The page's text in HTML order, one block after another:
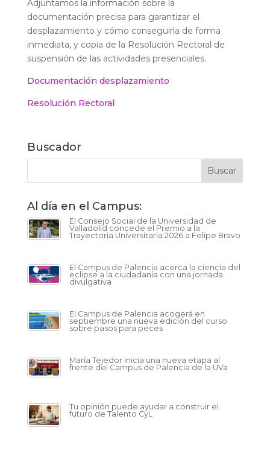
Adjuntamos la información sobre la
documentación precisa para garantizar el
desplazamiento y cómo conseguirla de forma
inmediata, y copia de la Resolución Rectoral de
suspensión de las actividades presenciales.
Documentación desplazamiento
Resolución Rectoral
Buscador
Al día en el Campus:
El Consejo Social de la Universidad de
Valladolid concede el Premio a la
Trayectoria Universitaria 2026 a Felipe Bravo
El Campus de Palencia acerca la ciencia del
eclipse a la ciudadanía con una jornada
divulgativa
El Campus de Palencia acogerá en
septiembre una nueva edición del curso
sobre pasos para peces
María Tejedor inicia una nueva etapa al
frente del Campus de Palencia de la UVa
Tu opinión puede ayudar a construir el
futuro de Talento CyL